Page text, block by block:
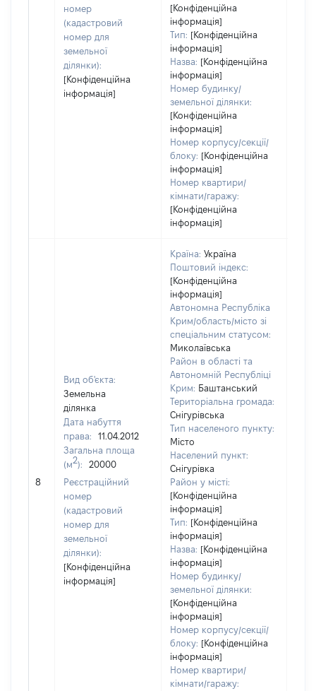
номер
(кадастровий
номер для
земельної
ділянки):
[Конфіденційна
інформація]
[Конфіденційна
інформація]
Тип: [Конфіденційна
інформація]
Назва: [Конфіденційна
інформація]
Номер будинку/
земельної ділянки:
[Конфіденційна
інформація]
Номер корпусу/секції/
блоку: [Конфіденційна
інформація]
Номер квартири/
кімнати/гаражу:
[Конфіденційна
інформація]
8
Вид об'єкта:
Земельна
ділянка
Дата набуття
права:
11.04.2012
Загальна площа
(м2):
20000
Реєстраційний
номер
(кадастровий
номер для
земельної
ділянки):
[Конфіденційна
інформація]
Країна: Україна
Поштовий індекс:
[Конфіденційна
інформація]
Автономна Республіка
Крим/область/місто зі
спеціальним статусом:
Миколаївська
Район в області та
Автономній Республіці
Крим: Баштанський
Територіальна громада:
Снігурівська
Тип населеного пункту:
Місто
Населений пункт:
Снігурівка
Район у місті:
[Конфіденційна
інформація]
Тип: [Конфіденційна
інформація]
Назва: [Конфіденційна
інформація]
Номер будинку/
земельної ділянки:
[Конфіденційна
інформація]
Номер корпусу/секції/
блоку: [Конфіденційна
інформація]
Номер квартири/
кімнати/гаражу: